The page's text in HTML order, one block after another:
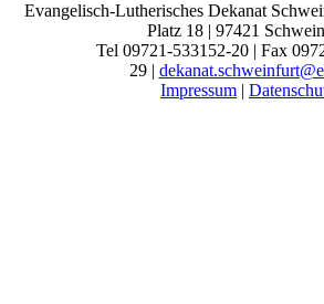
Evangelisch-Lutherisches Dekanat
Platz 18 | 97421
Tel 09721-533152-20 | Fax
29 |
Impressum |